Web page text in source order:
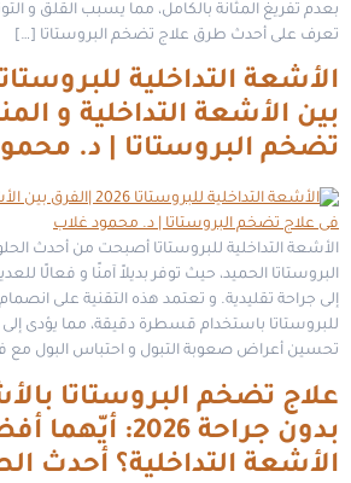
بعدم تفريغ المثانة بالكامل، مما يسبب القلق و
تعرف على أحدث طرق علاج تضخم البروستاتا […]
بين الأشعة التداخلية و
تضخم البروستاتا | د.
الأشعة التداخلية للبروستاتا أصبحت من أحدث
البروستاتا الحميد، حيث توفر بديلاً آمنًا و فعالًا
إلى جراحة تقليدية. و تعتمد هذه التقنية على
للبروستاتا باستخدام قسطرة دقيقة، مما يؤدى إلى
تحسين أعراض صعوبة التبول و احتباس البول مع
علاج تضخم البروستاتا
بدون جراحة
الأشعة التداخلية؟ أحدث